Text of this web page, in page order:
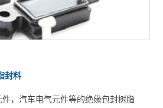
封料
，汽车电气元件等的绝缘包封树脂